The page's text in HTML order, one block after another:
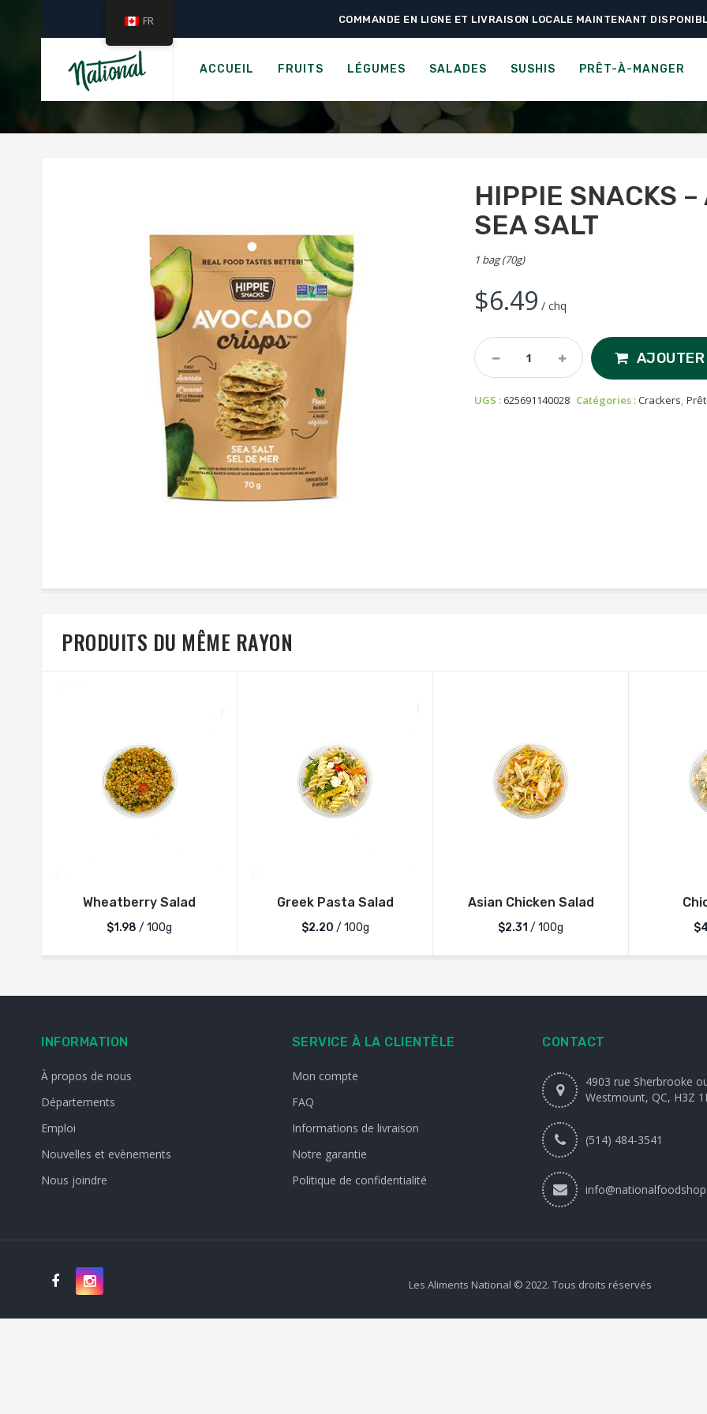
COMMANDE EN LIGNE ET LIVRAISON LOCALE MAINTENANT
ACCUEIL FRUITS LÉGUMES SALADES SUSHIS PRÊT-À-MANGER
Accueil › Prêt-à-manger › Crackers › Hippie Snacks – Avocado Crisps – Sea
HIPPIE SNACKS - AVOCADO CRISPS
HIPPIE SNACKS –
SEA SALT
1 bag (70g)
$6.49 / chq
Hippie
Snacks
Avocado
UGS : 625691140028 Catégories :Crackers,
PRODUITS DU MÊME RAYON
Wheatberry Salad
$1.98 / 100g
Greek Pasta Salad
$2.20 / 100g
Asian Chicken Salad
$2.31 / 100g
INFORMATION
À propos de nous
Départements
Emploi
Nouvelles et evènements
Nous joindre
SERVICE À LA CLIENTÈLE
Mon compte
FAQ
Informations de livraison
Notre garantie
Politique de confidentialité
CONTACT
4903 rue Sherbrooke
Westmount, QC, H3Z
(514) 484-3541
Les Aliments National © 2022. Tous droits réservés
FR